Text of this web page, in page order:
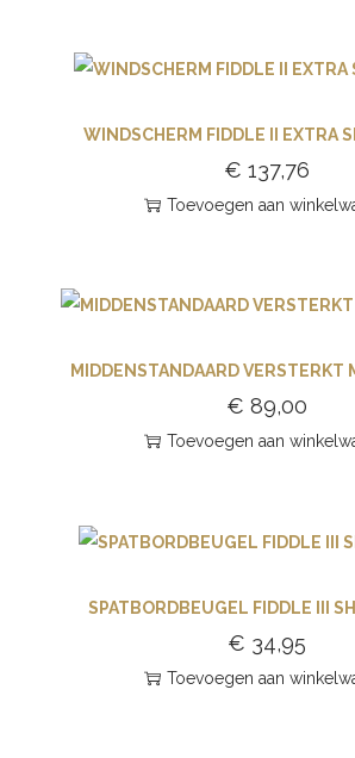
WINDSCHERM FIDDLE II EXTRA
€ 137,76
Toevoegen aan
MIDDENSTANDAARD VERSTERKT
€ 89,00
Toevoegen aan
SPATBORDBEUGEL FIDDLE III
€ 34,95
Toevoegen aan